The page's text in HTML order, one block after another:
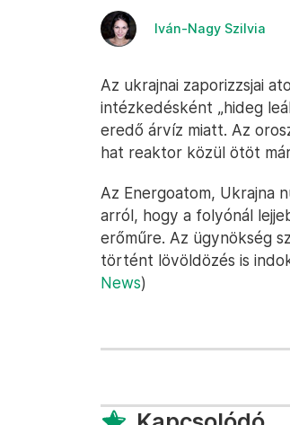
Iván-Nagy Szilvia
Az ukrajnai zaporizzsjai
intézkedésként „hideg
eredő árvíz miatt. Az
hat reaktor közül ötöt
Az Energoatom, Ukrajna
arról, hogy a folyónál
erőműre. Az ügynökség
történt lövöldözés is
News)